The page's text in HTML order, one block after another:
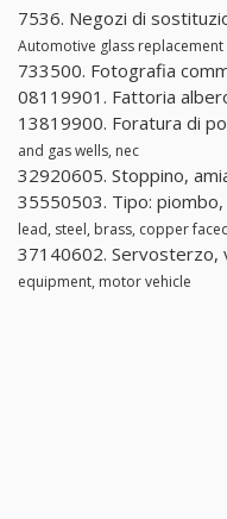
7536. Negozi di
Automotive glass
733500. Fotografia
08119901. Fattoria
13819900. Foratura di
and gas wells, nec
32920605. Stoppino,
35550503. Tipo:
lead, steel, brass, copper
37140602. Servosterzo,
equipment, motor vehicle